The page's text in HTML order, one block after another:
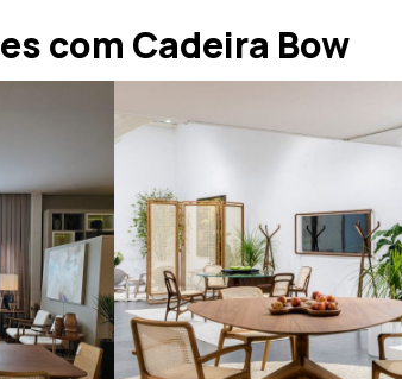
com Cadeira Bow